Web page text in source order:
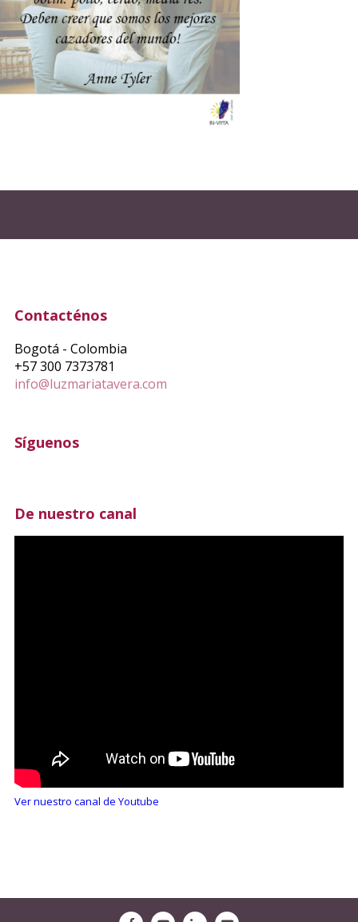
Contacténos
Bogotá - Colombia
+57 300 7373781
info@luzmariatavera.com
Síguenos
De nuestro canal
Ver nuestro canal de Youtube